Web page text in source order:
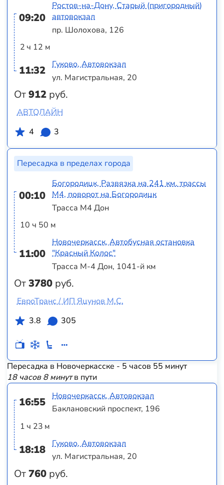
09:20
2 ч 12 м
11:32
От912 руб.
Ростов-на-Дону, Старый (пригородный)
автовокзал
пр. Шолохова, 126
Гуково, Автовокзал
ул. Магистральная, 20
АВТОЛАЙН
4
3
Пересадка в пределах города
00:10
10 ч 50 м
11:00
От3780 руб.
Богородицк, Развязка на 241 км. трассы
М4, поворот на Богородицк
Трасса М4 Дон
Новочеркасск, Автобусная остановка
"Красный Колос"
Трасса М-4 Дон, 1041-й км
ЕвроТранс / ИП Яцунов М.С.
3.8
305
Пересадка в Новочеркасске - 5 часов 55 минут
18 часов 8 минутв пути
16:55
1 ч 23 м
18:18
От760 руб.
Новочеркасск, Автовокзал
Баклановский проспект, 196
Гуково, Автовокзал
ул. Магистральная, 20